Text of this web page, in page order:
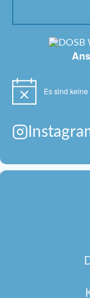
Hinweis Es sind